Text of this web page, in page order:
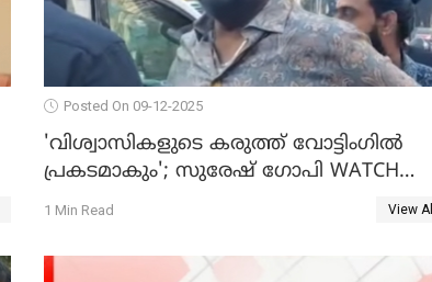
Posted On 09-12-2025
'വിശ്വാസികളുടെ കരുത്ത് വോട്ടിംഗില്‍
പ്രകടമാകും'; സുരേഷ് ഗോപി WATCH
VIDEO
1 Min Read View All